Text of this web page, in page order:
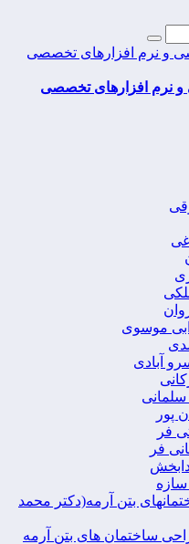
و نرم افزارهای تخصصی
موسوی
آبادی
پور
فر
فر
بتن آرمه(دکتر محمد
ساختمان های بتن آرمه